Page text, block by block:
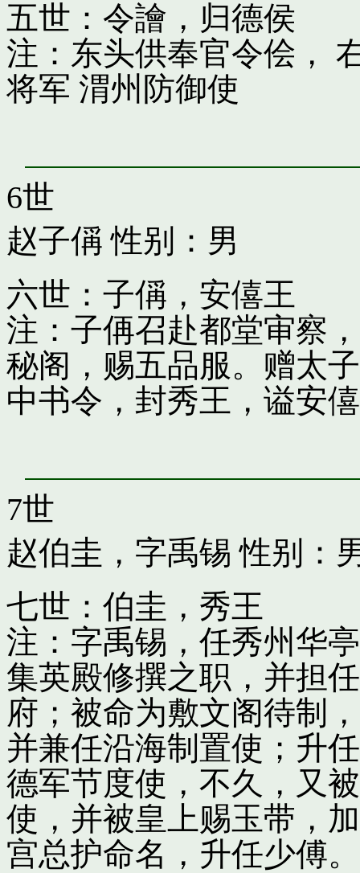
五世：令譮，归德侯
注：东头供奉官令侩，
将军 渭州防御使
6世
赵子偁 性别：男
六世：子偁，安僖王
注：子侢召赴都堂审察
秘阁，赐五品服。赠太
中书令，封秀王，谥安
7世
赵伯圭，字禹锡 性别：
七世：伯圭，秀王
注：字禹锡，任秀州华
集英殿修撰之职，并担
府；被命为敷文阁待制
并兼任沿海制置使；升
德军节度使，不久，又
使，并被皇上赐玉带，
宫总护命名，升任少傅